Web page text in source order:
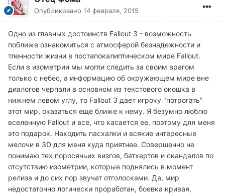
Опубликовано 14 февраля, 2015
Одно из главных достоинств Fallout 3 - возможность
поближе ознакомиться с атмосферой безнадежности и
тленности жизни в постапокалиптическом мире Fallout.
Если в изометрии мы могли следить за своим врагом
только с небес, а информацию об окружающем мире вне
диалогов черпали в основном из текстового окошка в
нижнем левом углу, то Fallout 3 дает игроку "потрогать"
этот мир, оказаться еще ближе к нему. Я безумно люблю
вселенную Fallout и все, что касается ее, поэтому для меня
это подарок. Находить пасхалки и всякие интересные
мелочи в 3D для меня куда приятнее. Совершенно не
понимаю тех поросячьих визгов, батхертов и скандалов по
отсутствию изометрии, которые поднялись в момент
релиза и до сих пор звучат отголосками. Да, мир
недостаточно логически проработан, боевка кривая,